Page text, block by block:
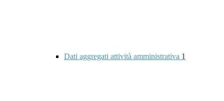
Dati aggregati attività amministrativa 1